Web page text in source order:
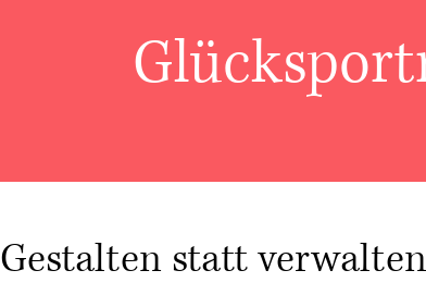
Gestalten statt verwalten